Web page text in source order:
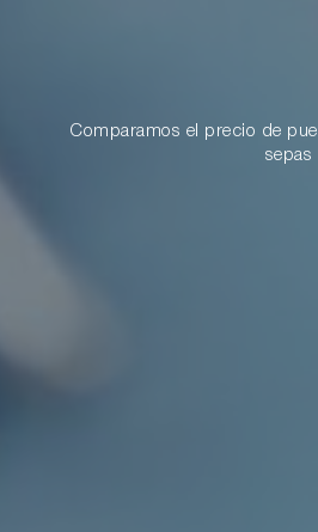
Comparamos el precio de
sepas